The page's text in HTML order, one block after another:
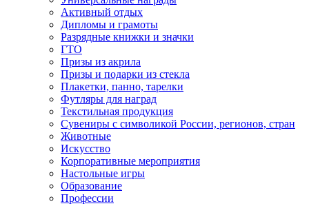
Активный отдых
Дипломы и грамоты
Разрядные книжки и значки
ГТО
Призы из акрила
Призы и подарки из стекла
Плакетки, панно, тарелки
Футляры для наград
Текстильная продукция
Сувениры с символикой России, регионов, стран
Животные
Искусство
Корпоративные мероприятия
Настольные игры
Образование
Профессии